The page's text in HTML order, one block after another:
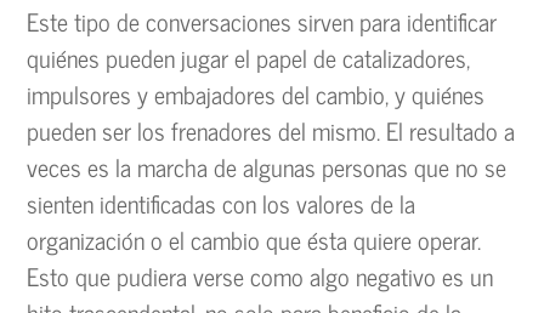
Este tipo de conversaciones sirven para identificar
quiénes pueden jugar el papel de catalizadores,
impulsores y embajadores del cambio, y quiénes
pueden ser los frenadores del mismo. El resultado a
veces es la marcha de algunas personas que no se
sienten identificadas con los valores de la
organización o el cambio que ésta quiere operar.
Esto que pudiera verse como algo negativo es un